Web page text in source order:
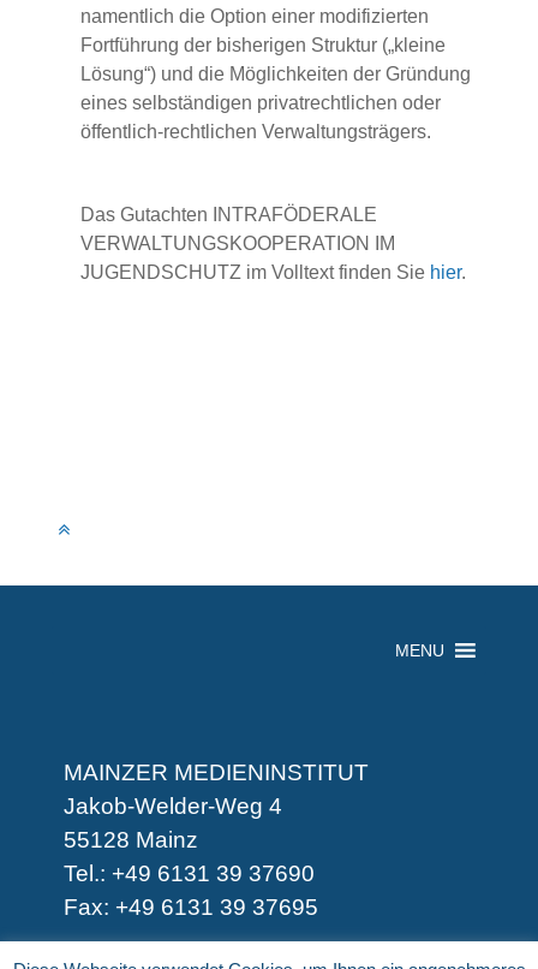
namentlich die Option einer modifizierten
Fortführung der bisherigen Struktur („kleine
Lösung“) und die Möglichkeiten der Gründung
eines selbständigen privatrechtlichen oder
öffentlich-rechtlichen Verwaltungsträgers.
Das Gutachten INTRAFÖDERALE
VERWALTUNGSKOOPERATION IM
JUGENDSCHUTZ im Volltext finden Sie hier.
MENU
MAINZER MEDIENINSTITUT
Jakob-Welder-Weg 4
55128 Mainz
Tel.: +49 6131 39 37690
Fax: +49 6131 39 37695